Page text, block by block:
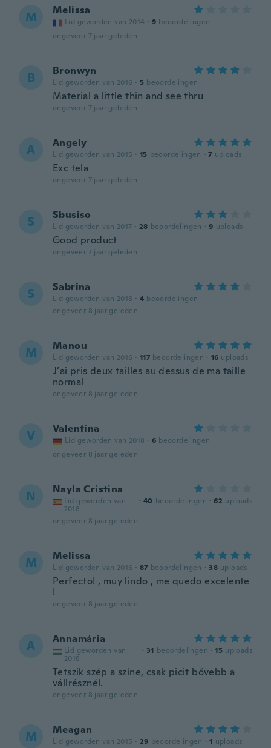
M Melissa
Lid geworden van 2014 · 9 beoordelingen
ongeveer 7 jaar geleden
B Bronwyn
Lid geworden van 2016 · 5 beoordelingen
Material a little thin and see thru
ongeveer 7 jaar geleden
A Angely
Lid geworden van 2015 · 15 beoordelingen · 7 uploads
Exc tela
ongeveer 7 jaar geleden
S Sbusiso
Lid geworden van 2017 · 28 beoordelingen · 9 uploads
Good product
ongeveer 7 jaar geleden
S Sabrina
Lid geworden van 2018 · 4 beoordelingen
ongeveer 8 jaar geleden
M Manou
Lid geworden van 2016 · 117 beoordelingen · 16 uploads
J’ai pris deux tailles au dessus de ma taille
normal
ongeveer 8 jaar geleden
V Valentina
Lid geworden van 2018 · 6 beoordelingen
ongeveer 8 jaar geleden
N Nayla Cristina
Lid geworden van
2018
· 40 beoordelingen · 62 uploads
ongeveer 8 jaar geleden
M Melissa
Lid geworden van 2016 · 87 beoordelingen · 38 uploads
Perfecto! , muy lindo , me quedo excelente
!
ongeveer 8 jaar geleden
A Annamária
Lid geworden van
2018
· 31 beoordelingen · 15 uploads
Tetszik szép a színe, csak picit bővebb a
vállrésznél.
ongeveer 8 jaar geleden
M Meagan
Lid geworden van 2015 · 29 beoordelingen · 1 uploads